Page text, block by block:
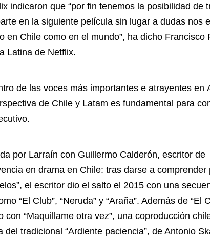
indicaron que “por fin tenemos la posibilidad de
en la siguiente película sin lugar a dudas nos
en Chile como en el mundo”, ha dicho Francisco
Latina de Netflix.
de las voces más importantes e atrayentes en
de Chile y Latam es fundamental para
por Larraín con Guillermo Calderón, escritor de
en drama en Chile: tras darse a comprender
el escritor dio el salto el 2015 con una
“El Club”, “Neruda” y “Araña”. Además de “El
con “Maquillame otra vez”, una coproducción
del tradicional “Ardiente paciencia”, de Antonio